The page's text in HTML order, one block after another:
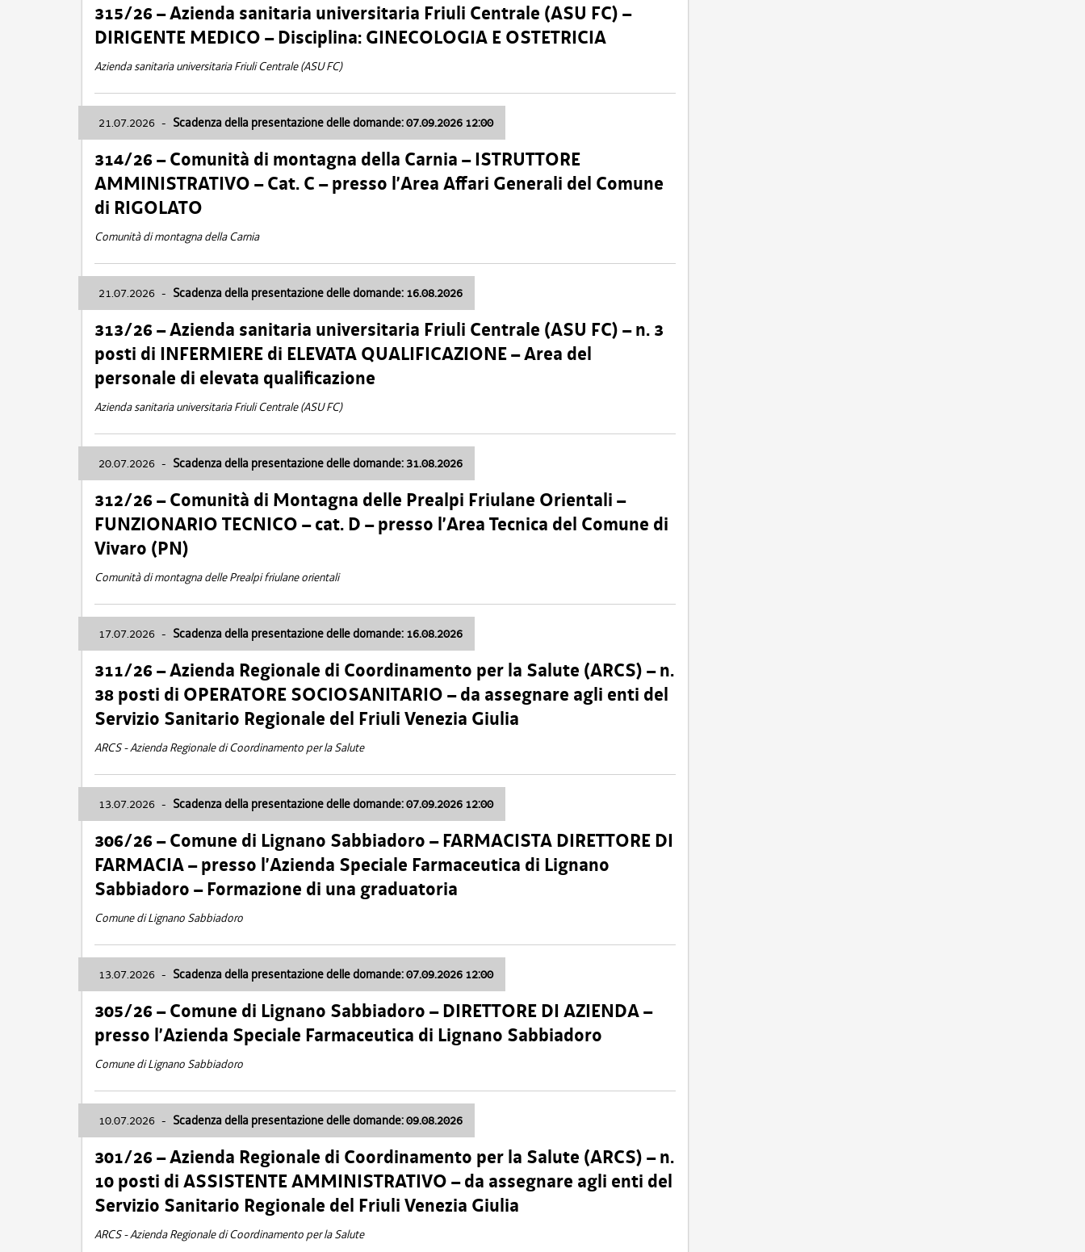
315/26 – Azienda sanitaria universitaria Friuli Centrale (ASU FC) –
DIRIGENTE MEDICO – Disciplina: GINECOLOGIA E OSTETRICIA
Azienda sanitaria universitaria Friuli Centrale (ASU FC)
21.07.2026 - Scadenza della presentazione delle domande: 07.09.2026 12:00
314/26 – Comunità di montagna della Carnia – ISTRUTTORE
AMMINISTRATIVO – Cat. C – presso l’Area Affari Generali del Comune
di RIGOLATO
Comunità di montagna della Carnia
21.07.2026 - Scadenza della presentazione delle domande: 16.08.2026
313/26 – Azienda sanitaria universitaria Friuli Centrale (ASU FC) – n. 3
posti di INFERMIERE di ELEVATA QUALIFICAZIONE – Area del
personale di elevata qualificazione
Azienda sanitaria universitaria Friuli Centrale (ASU FC)
20.07.2026 - Scadenza della presentazione delle domande: 31.08.2026
312/26 – Comunità di Montagna delle Prealpi Friulane Orientali –
FUNZIONARIO TECNICO – cat. D – presso l’Area Tecnica del Comune di
Vivaro (PN)
Comunità di montagna delle Prealpi friulane orientali
17.07.2026 - Scadenza della presentazione delle domande: 16.08.2026
311/26 – Azienda Regionale di Coordinamento per la Salute (ARCS) – n.
38 posti di OPERATORE SOCIOSANITARIO – da assegnare agli enti del
Servizio Sanitario Regionale del Friuli Venezia Giulia
ARCS - Azienda Regionale di Coordinamento per la Salute
13.07.2026 - Scadenza della presentazione delle domande: 07.09.2026 12:00
306/26 – Comune di Lignano Sabbiadoro – FARMACISTA DIRETTORE DI
FARMACIA – presso l’Azienda Speciale Farmaceutica di Lignano
Sabbiadoro – Formazione di una graduatoria
Comune di Lignano Sabbiadoro
13.07.2026 - Scadenza della presentazione delle domande: 07.09.2026 12:00
305/26 – Comune di Lignano Sabbiadoro – DIRETTORE DI AZIENDA –
presso l’Azienda Speciale Farmaceutica di Lignano Sabbiadoro
Comune di Lignano Sabbiadoro
10.07.2026 - Scadenza della presentazione delle domande: 09.08.2026
301/26 – Azienda Regionale di Coordinamento per la Salute (ARCS) – n.
10 posti di ASSISTENTE AMMINISTRATIVO – da assegnare agli enti del
Servizio Sanitario Regionale del Friuli Venezia Giulia
ARCS - Azienda Regionale di Coordinamento per la Salute